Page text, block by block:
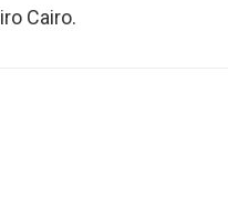
Cairo.